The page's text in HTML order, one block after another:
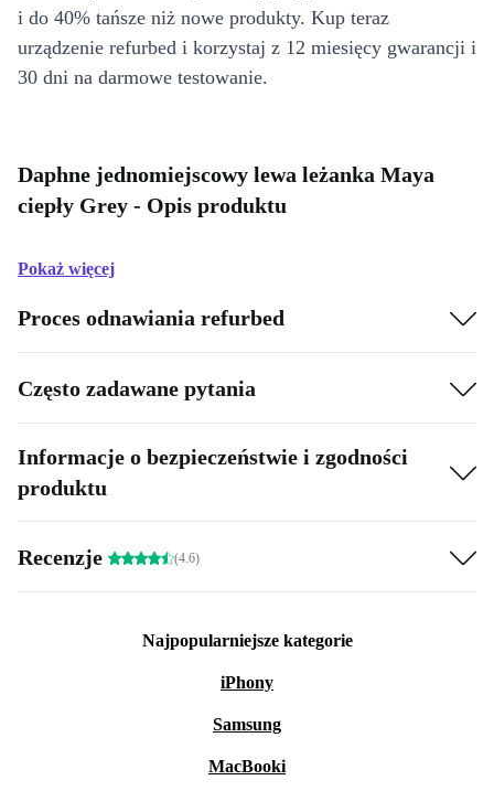
i do 40% tańsze niż nowe produkty. Kup teraz
urządzenie refurbed i korzystaj z 12 miesięcy gwarancji i
30 dni na darmowe testowanie.
Daphne jednomiejscowy lewa leżanka Maya
ciepły Grey - Opis produktu
Pokaż więcej
Proces odnawiania refurbed
Często zadawane pytania
Informacje o bezpieczeństwie i zgodności
produktu
Recenzje (4.6)
Najpopularniejsze kategorie
iPhony
Samsung
MacBooki